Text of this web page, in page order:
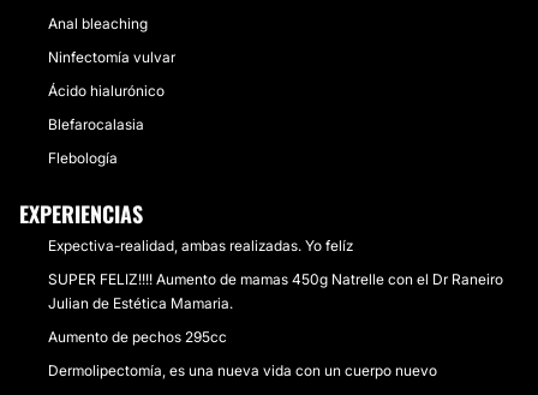
Anal bleaching
Ninfectomía vulvar
Ácido hialurónico
Blefarocalasia
Flebología
EXPERIENCIAS
Expectiva-realidad, ambas realizadas. Yo felíz
SUPER FELIZ!!!! Aumento de mamas 450g Natrelle con el Dr Raneiro
Julian de Estética Mamaria.
Aumento de pechos 295cc
Dermolipectomía, es una nueva vida con un cuerpo nuevo